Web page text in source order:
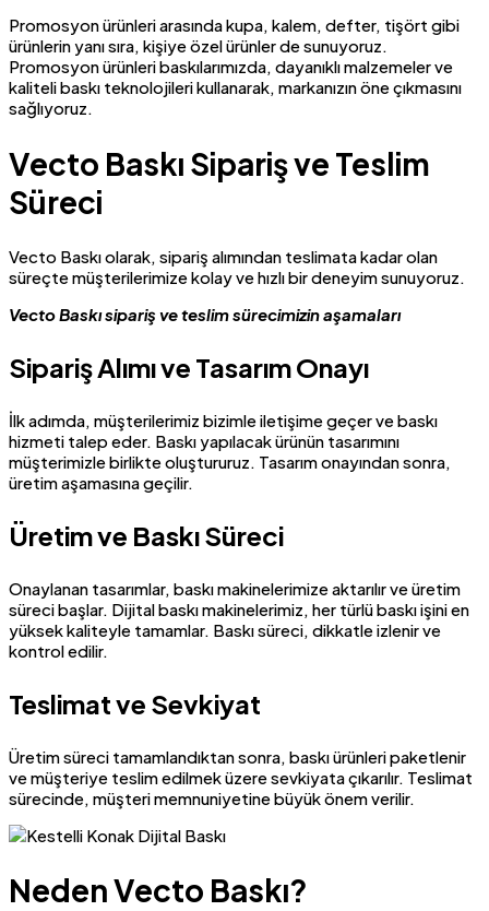
Promosyon ürünleri arasında kupa, kalem, defter, tişört gibi
ürünlerin yanı sıra, kişiye özel ürünler de sunuyoruz.
Promosyon ürünleri baskılarımızda, dayanıklı malzemeler ve
kaliteli baskı teknolojileri kullanarak, markanızın öne çıkmasını
sağlıyoruz.
Vecto Baskı Sipariş ve Teslim
Süreci
Vecto Baskı olarak, sipariş alımından teslimata kadar olan
süreçte müşterilerimize kolay ve hızlı bir deneyim sunuyoruz.
Vecto Baskı sipariş ve teslim sürecimizin aşamaları
Sipariş Alımı ve Tasarım Onayı
İlk adımda, müşterilerimiz bizimle iletişime geçer ve baskı
hizmeti talep eder. Baskı yapılacak ürünün tasarımını
müşterimizle birlikte oluştururuz. Tasarım onayından sonra,
üretim aşamasına geçilir.
Üretim ve Baskı Süreci
Onaylanan tasarımlar, baskı makinelerimize aktarılır ve üretim
süreci başlar. Dijital baskı makinelerimiz, her türlü baskı işini en
yüksek kaliteyle tamamlar. Baskı süreci, dikkatle izlenir ve
kontrol edilir.
Teslimat ve Sevkiyat
Üretim süreci tamamlandıktan sonra, baskı ürünleri paketlenir
ve müşteriye teslim edilmek üzere sevkiyata çıkarılır. Teslimat
sürecinde, müşteri memnuniyetine büyük önem verilir.
Neden Vecto Baskı?